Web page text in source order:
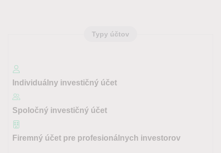
Typy účtov
Individuálny investičný účet
Spoločný investičný účet
Firemný účet pre profesionálnych investorov